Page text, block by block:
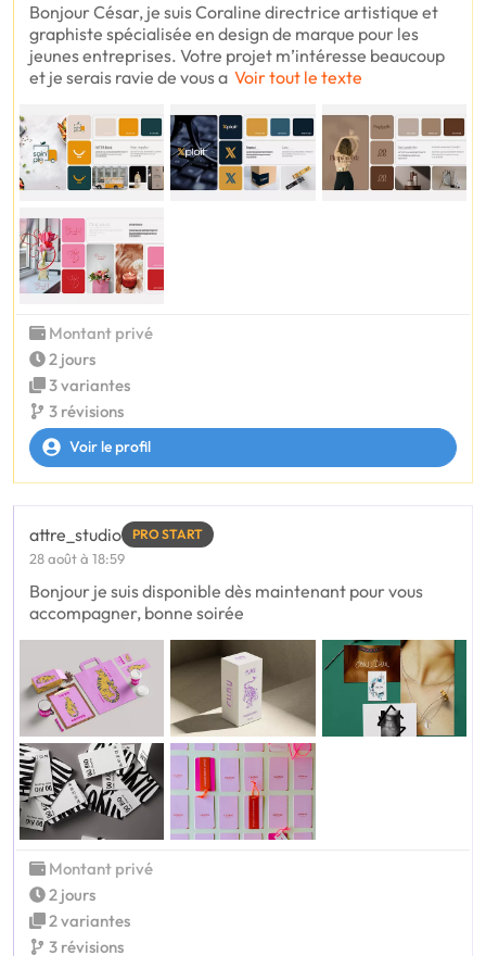
Bonjour César, je suis Coraline directrice artistique et
graphiste spécialisée en design de marque pour les
jeunes entreprises. Votre projet m’intéresse beaucoup
et je serais ravie de vous a Voir tout le texte
Montant privé
2 jours
3 variantes
3 révisions
Voir le profil
attre_studio PRO START
28 août à 18:59
Bonjour je suis disponible dès maintenant pour vous
accompagner, bonne soirée
Montant privé
2 jours
2 variantes
3 révisions